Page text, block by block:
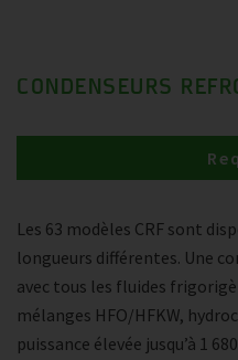
CONDENSEURS
Les 63 modèles CRF sont
longueurs différentes. Une
avec tous les fluides
mélanges HFO/HFKW,
puissance élevée jusqu’à 1